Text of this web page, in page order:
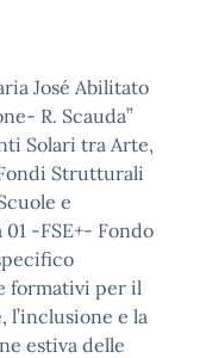
José Abilitato
R. Scauda”
Solari tra Arte,
Strutturali
e
-FSE+- Fondo
formativi per il
e la
estiva delle